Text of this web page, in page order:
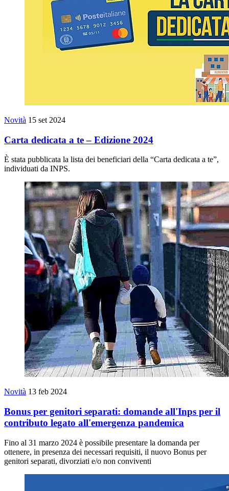
Novità 15 set 2024
Carta dedicata a te – Edizione 2024
È stata pubblicata la lista dei beneficiari della “Carta dedicata a te”,
individuati da INPS.
Novità 13 feb 2024
Bonus per genitori separati: domande all'Inps per il
contributo legato all'emergenza pandemica
Fino al 31 marzo 2024 è possibile presentare la domanda per
ottenere, in presenza dei necessari requisiti, il nuovo Bonus per
genitori separati, divorziati e/o non conviventi